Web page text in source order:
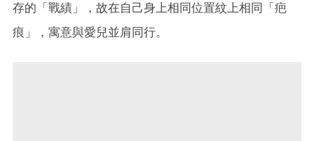
存的「戰績」，故在自己身上相同位置紋上相同「疤
痕」，寓意與愛兒並肩同行。